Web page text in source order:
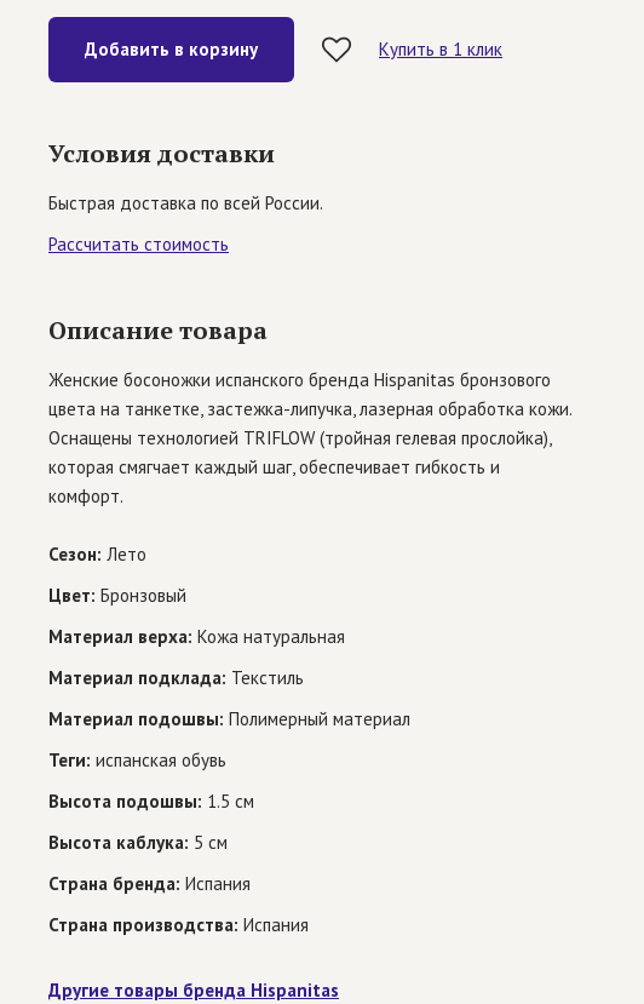
Добавить в корзину Купить в 1 клик
Условия доставки
Быстрая доставка по всей России.
Рассчитать стоимость
Описание товара
Женские босоножки испанского бренда Hispanitas бронзового
цвета на танкетке, застежка-липучка, лазерная обработка кожи.
Оснащены технологией TRIFLOW (тройная гелевая прослойка),
которая смягчает каждый шаг, обеспечивает гибкость и
комфорт.
Сезон: Лето
Цвет: Бронзовый
Материал верха: Кожа натуральная
Материал подклада: Текстиль
Материал подошвы: Полимерный материал
Теги: испанская обувь
Высота подошвы: 1.5 см
Высота каблука: 5 см
Страна бренда: Испания
Страна производства: Испания
Другие товары бренда Hispanitas